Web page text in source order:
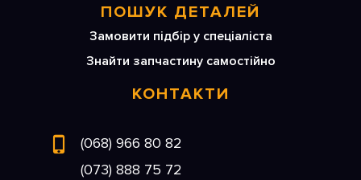
ПОШУК ДЕТАЛЕЙ
Замовити підбір у спеціаліста
Знайти запчастину самостійно
КОНТАКТИ
(068) 966 80 82
(073) 888 75 72